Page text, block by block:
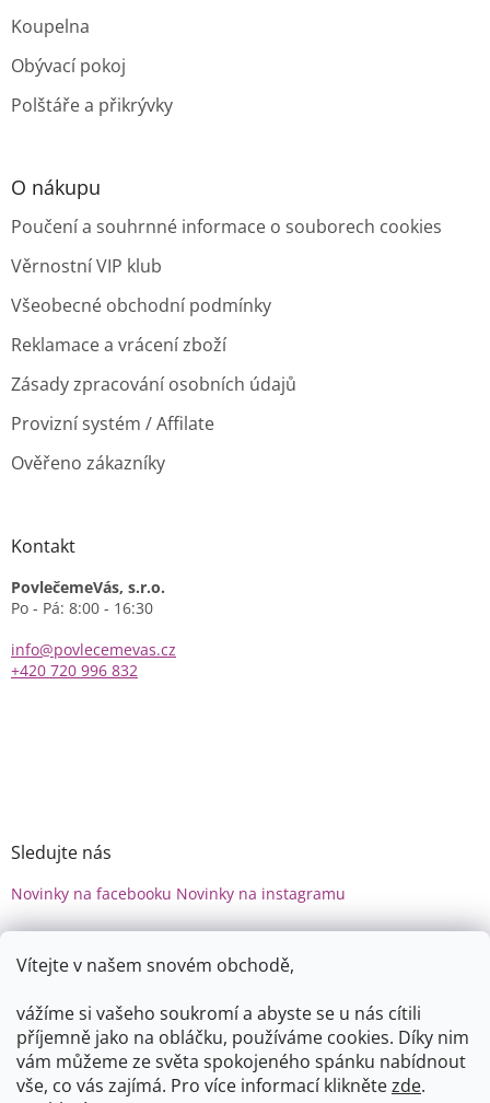
Vítejte v našem snovém obchodě,
vážíme si vašeho soukromí a abyste se u nás cítili
příjemně jako na obláčku, používáme cookies. Díky nim
vám můžeme ze světa spokojeného spánku nabídnout
vše, co vás zajímá. Pro více informací kliknětezde.
Koupelna
Obývací pokoj
Polštáře a přikrývky
O nákupu
Poučení a souhrnné informace o souborech cookies
Věrnostní VIP klub
Všeobecné obchodní podmínky
Reklamace a vrácení zboží
Zásady zpracování osobních údajů
Provizní systém / Affilate
Ověřeno zákazníky
Kontakt
PovlečemeVás, s.r.o.
Po - Pá: 8:00 - 16:30
info@povlecemevas.cz
+420 720 996 832
Sledujte nás
Novinky na facebooku Novinky na instagramu